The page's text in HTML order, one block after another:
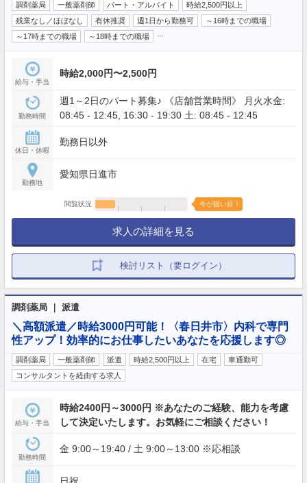
調剤薬局 一般薬剤師 パート・アルバイト
時給2,500円以上
残業なし／ほぼなし
有休推奨 週1日から勤務可
～16時までの職場
～17時までの職場
～18時までの職場
給与・手当
時給2,000円〜2,500円
勤務時間
週1～2日のパート募集♪ 《店舗営業時間》 月火水金:
08:45 - 12:45, 16:30 - 19:30 土: 08:45 - 12:45
休日・休暇
勤務日以外
勤務地
愛知県日進市
閲覧状況 今が狙い目！
求人の詳細を見る
検討リスト（要ログイン）
調剤薬局 ｜ 派遣
＼高額派遣／時給3000円可能！〈春日井市〉内科で専門
性アップ！効率的にお仕事したいあなたを応援します◎
調剤薬局 一般薬剤師 派遣 時給2,500円以上 在宅
車通勤可
コンサルタントを経由する求人
給与・手当
時給2400円～3000円 ※あなたのご経験、能力を考慮
して決定いたします。お気軽にご相談ください！
勤務時間
金 9:00～19:40 / 土 9:00～13:00 ※応相談